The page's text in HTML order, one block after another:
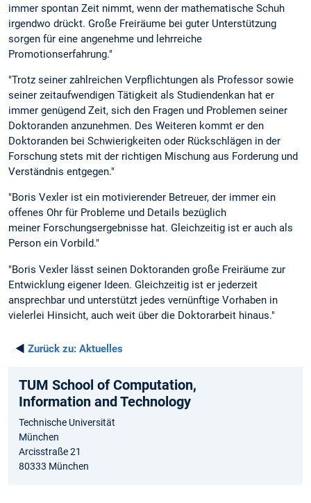
immer spontan Zeit nimmt, wenn der mathematische Schuh
irgendwo drückt. Große Freiräume bei guter Unterstützung
sorgen für eine angenehme und lehrreiche
Promotionserfahrung."
"Trotz seiner zahlreichen Verpflichtungen als Professor sowie
seiner zeitaufwendigen Tätigkeit als Studiendenkan hat er
immer genügend Zeit, sich den Fragen und Problemen seiner
Doktoranden anzunehmen. Des Weiteren kommt er den
Doktoranden bei Schwierigkeiten oder Rückschlägen in der
Forschung stets mit der richtigen Mischung aus Forderung und
Verständnis entgegen."
"Boris Vexler ist ein motivierender Betreuer, der immer ein
offenes Ohr für Probleme und Details bezüglich
meiner Forschungsergebnisse hat. Gleichzeitig ist er auch als
Person ein Vorbild."
"Boris Vexler lässt seinen Doktoranden große Freiräume zur
Entwicklung eigener Ideen. Gleichzeitig ist er jederzeit
ansprechbar und unterstützt jedes vernünftige Vorhaben in
vielerlei Hinsicht, auch weit über die Doktorarbeit hinaus."
◄ Zurück zu: Aktuelles
TUM School of Computation,
Information and Technology
Technische Universität
München
Arcisstraße 21
80333 München